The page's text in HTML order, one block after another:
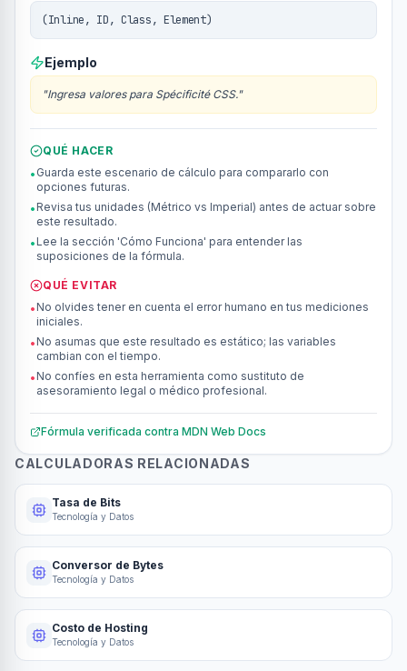
(Inline, ID, Class, Element)
Ejemplo
"Ingresa valores para Spécificité CSS."
QUÉ HACER
• Guarda este escenario de cálculo para compararlo con
opciones futuras.
• Revisa tus unidades (Métrico vs Imperial) antes de actuar sobre
este resultado.
• Lee la sección 'Cómo Funciona' para entender las
suposiciones de la fórmula.
QUÉ EVITAR
• No olvides tener en cuenta el error humano en tus mediciones
iniciales.
• No asumas que este resultado es estático; las variables
cambian con el tiempo.
• No confíes en esta herramienta como sustituto de
asesoramiento legal o médico profesional.
Fórmula verificada contra MDN Web Docs
CALCULADORAS RELACIONADAS
Tasa de Bits
Tecnología y Datos
Conversor de Bytes
Tecnología y Datos
Costo de Hosting
Tecnología y Datos